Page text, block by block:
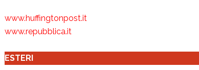
www.huffingtonpost.it
www.repubblica.it
ESTERI